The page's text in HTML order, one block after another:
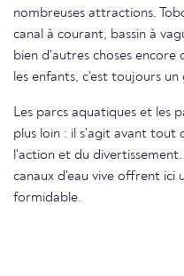
nombreuses attractions.
canal à courant, bassin à
bien d'autres choses
les enfants, c'est toujours un
Les parcs aquatiques et les
plus loin : il s'agit avant tout
l'action et du
canaux d'eau vive offrent ici
formidable.